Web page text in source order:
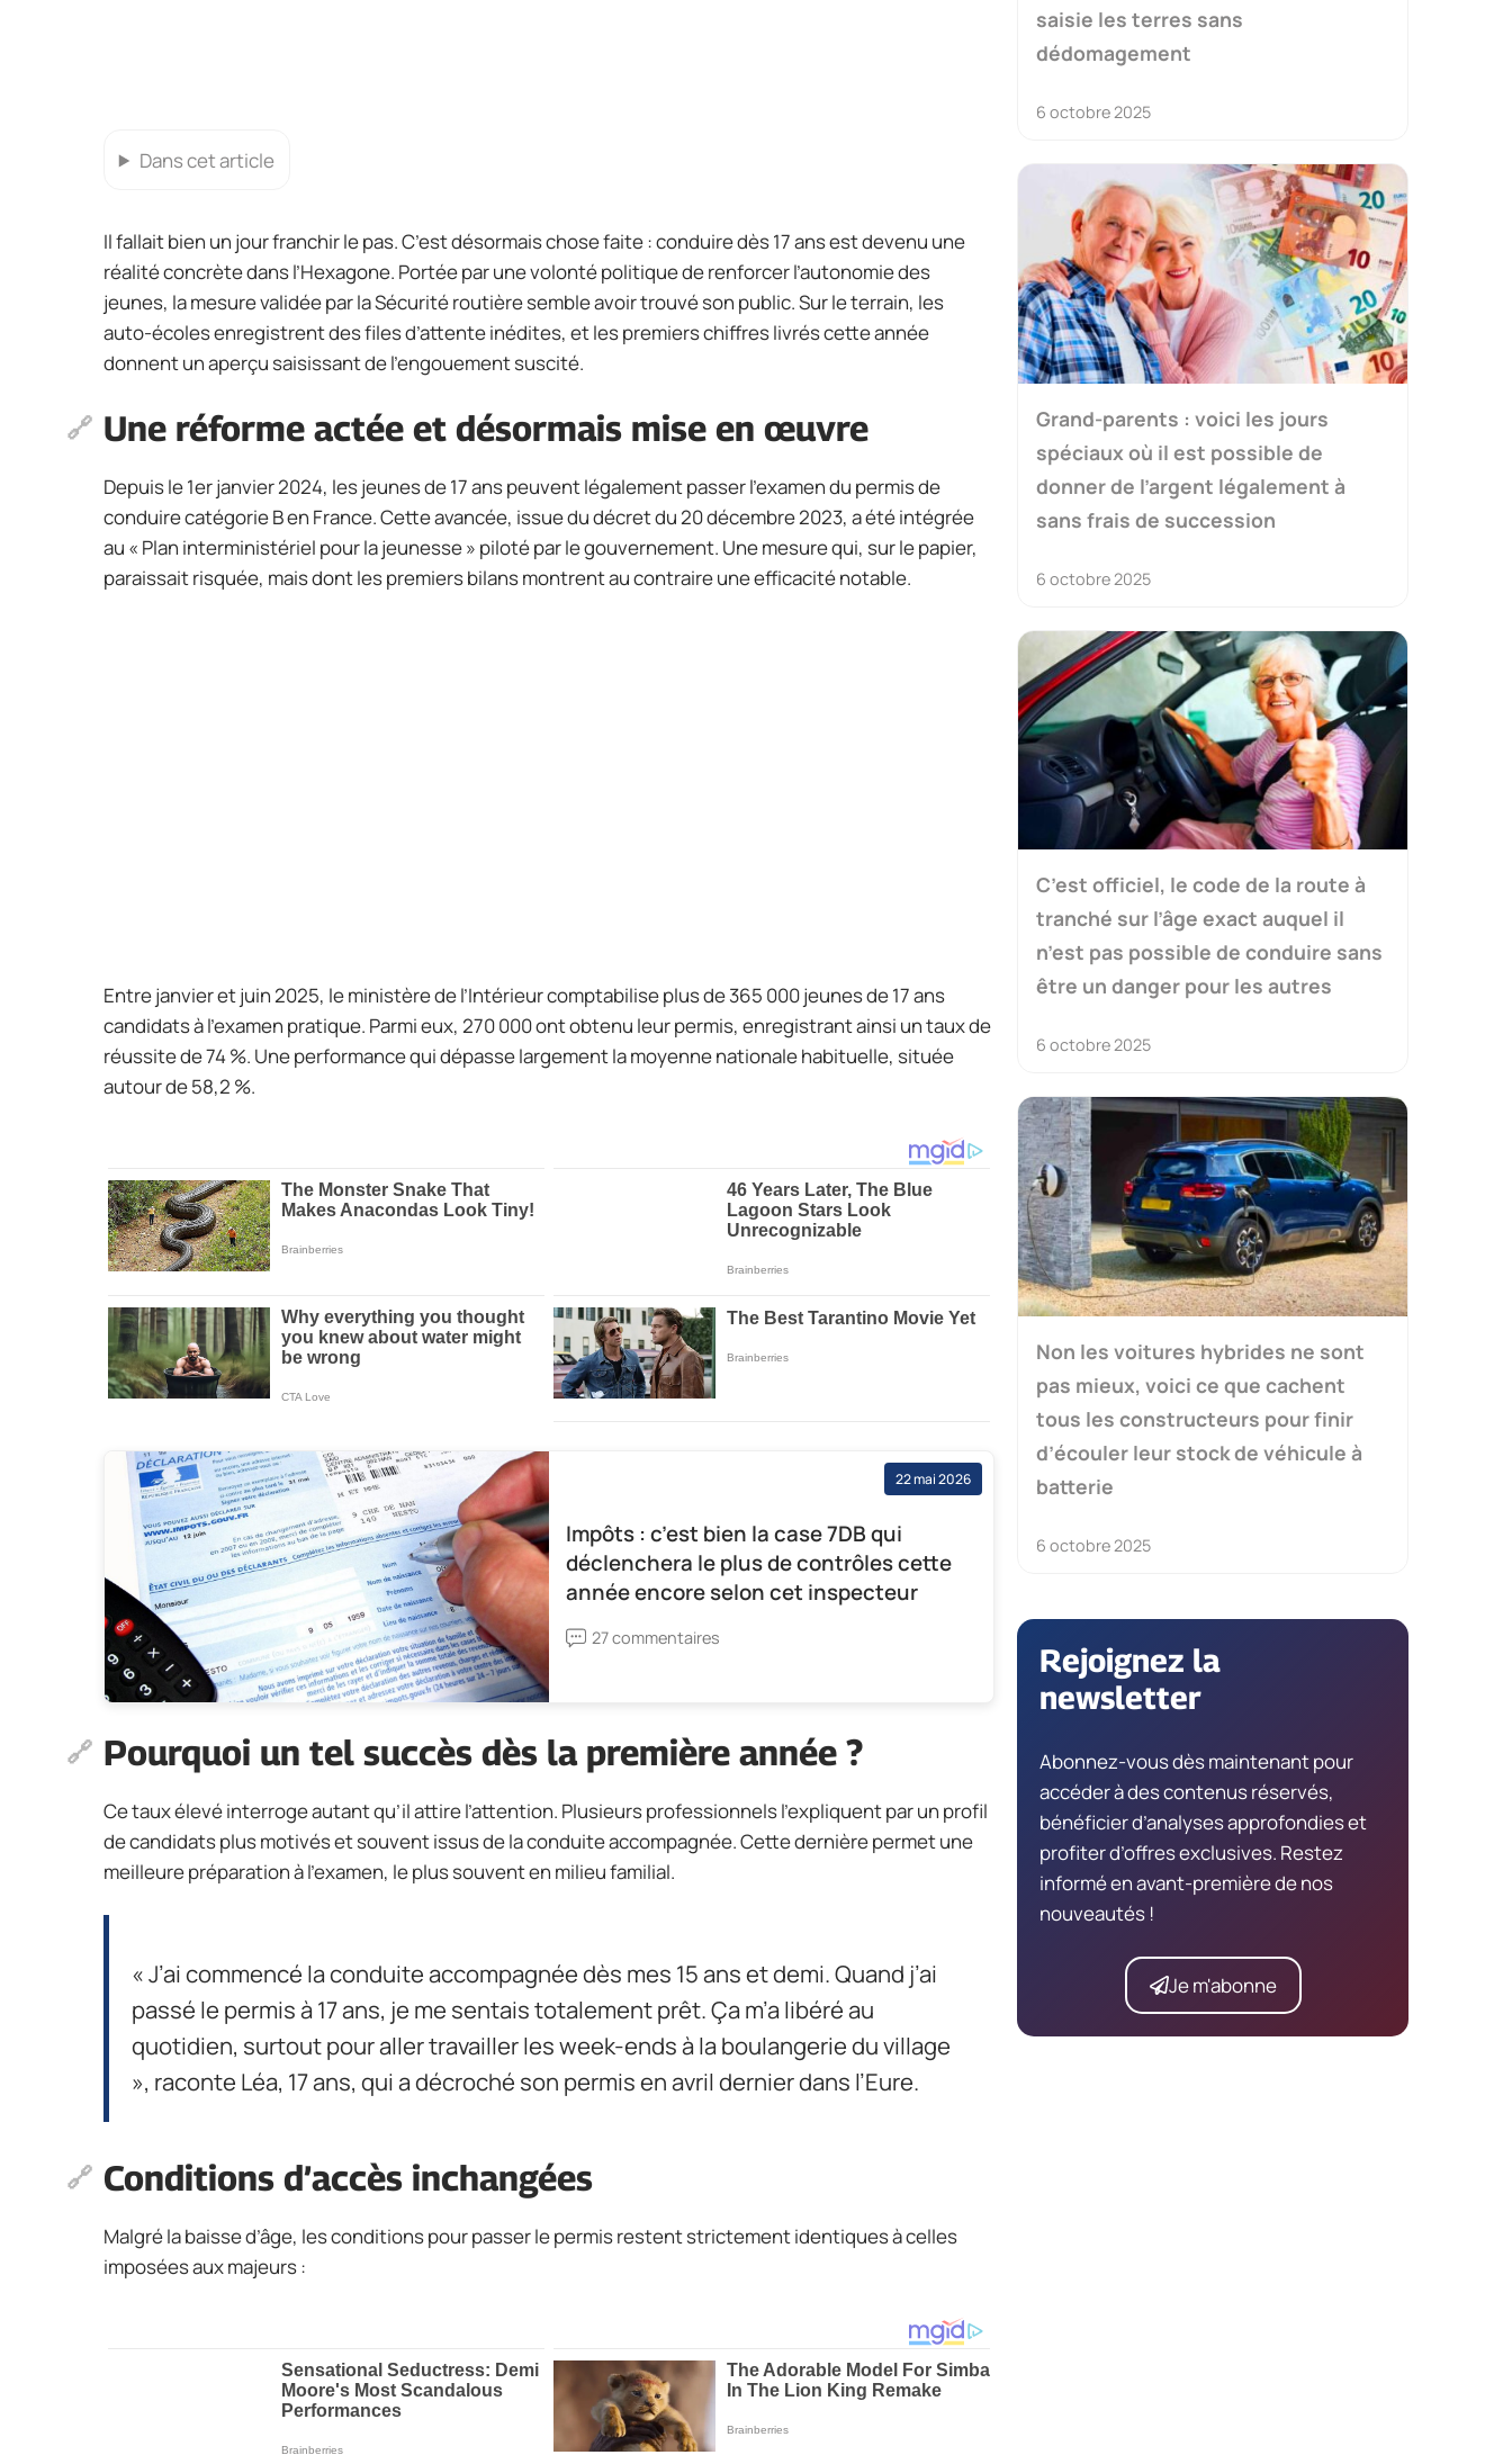
Dans cet article
Il fallait bien un jour franchir le pas. C’est désormais chose faite : conduire dès 17 ans est devenu une
réalité concrète dans l’Hexagone. Portée par une volonté politique de renforcer l’autonomie des
jeunes, la mesure validée par la Sécurité routière semble avoir trouvé son public. Sur le terrain, les
auto-écoles enregistrent des files d’attente inédites, et les premiers chiffres livrés cette année
donnent un aperçu saisissant de l’engouement suscité.
Une réforme actée et désormais mise en œuvre
Depuis le 1er janvier 2024, les jeunes de 17 ans peuvent légalement passer l’examen du permis de
conduire catégorie B en France. Cette avancée, issue du décret du 20 décembre 2023, a été intégrée
au « Plan interministériel pour la jeunesse » piloté par le gouvernement. Une mesure qui, sur le papier,
paraissait risquée, mais dont les premiers bilans montrent au contraire une efficacité notable.
Entre janvier et juin 2025, le ministère de l’Intérieur comptabilise plus de 365 000 jeunes de 17 ans
candidats à l’examen pratique. Parmi eux, 270 000 ont obtenu leur permis, enregistrant ainsi un taux de
réussite de 74 %. Une performance qui dépasse largement la moyenne nationale habituelle, située
autour de 58,2 %.
22 mai 2026
Impôts : c’est bien la case 7DB qui
déclenchera le plus de contrôles cette
année encore selon cet inspecteur
27 commentaires
Pourquoi un tel succès dès la première année ?
Ce taux élevé interroge autant qu’il attire l’attention. Plusieurs professionnels l’expliquent par un profil
de candidats plus motivés et souvent issus de la conduite accompagnée. Cette dernière permet une
meilleure préparation à l’examen, le plus souvent en milieu familial.
« J’ai commencé la conduite accompagnée dès mes 15 ans et demi. Quand j’ai
passé le permis à 17 ans, je me sentais totalement prêt. Ça m’a libéré au
quotidien, surtout pour aller travailler les week-ends à la boulangerie du village
», raconte Léa, 17 ans, qui a décroché son permis en avril dernier dans l’Eure.
Conditions d’accès inchangées
Malgré la baisse d’âge, les conditions pour passer le permis restent strictement identiques à celles
imposées aux majeurs :
saisie les terres sans
dédomagement
6 octobre 2025
Grand-parents : voici les jours
spéciaux où il est possible de
donner de l’argent légalement à
sans frais de succession
6 octobre 2025
C’est officiel, le code de la route à
tranché sur l’âge exact auquel il
n’est pas possible de conduire sans
être un danger pour les autres
6 octobre 2025
Non les voitures hybrides ne sont
pas mieux, voici ce que cachent
tous les constructeurs pour finir
d’écouler leur stock de véhicule à
batterie
6 octobre 2025
Rejoignez la
newsletter
Abonnez-vous dès maintenant pour
accéder à des contenus réservés,
bénéficier d’analyses approfondies et
profiter d’offres exclusives. Restez
informé en avant-première de nos
nouveautés !
Je m'abonne